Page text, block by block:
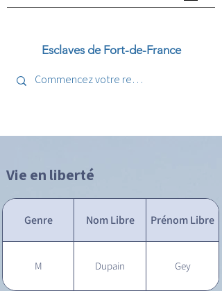
Esclaves de Fort-de-France
Vie en liberté
Genre Nom Libre Prénom Libre
M Dupain Gey